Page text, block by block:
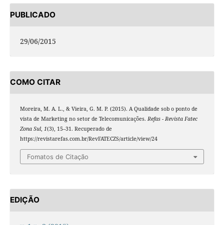
PUBLICADO
29/06/2015
COMO CITAR
Moreira, M. A. L., & Vieira, G. M. P. (2015). A Qualidade sob o ponto de
vista de Marketing no setor de Telecomunicações. Refas - Revista Fatec
Zona Sul, 1(3), 15–31. Recuperado de
https://revistarefas.com.br/RevFATECZS/article/view/24
Fomatos de Citação
EDIÇÃO